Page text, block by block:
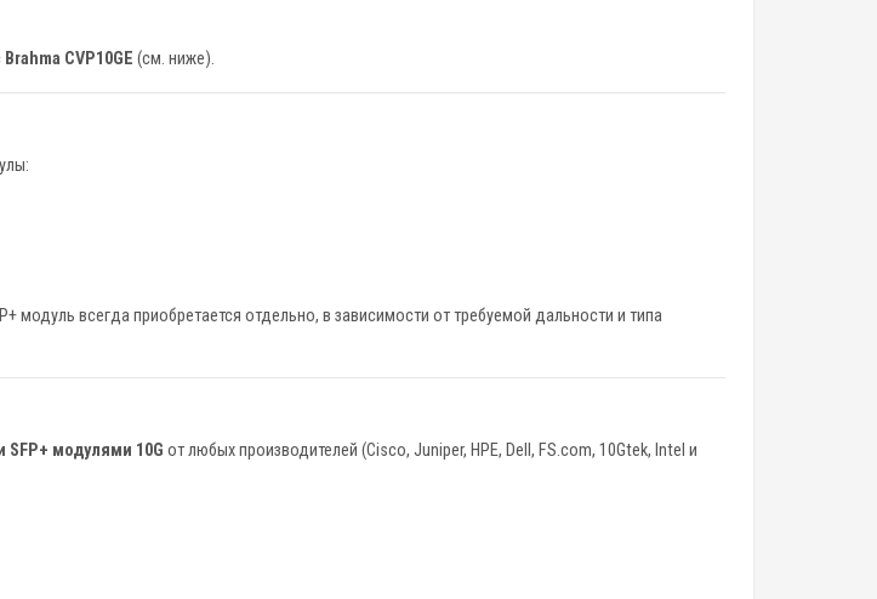
Brahma CVP10GE (см. ниже).
модуль всегда приобретается отдельно, в зависимости от требуемой дальности и типа
модулями 10G от любых производителей (Cisco, Juniper, HPE, Dell, FS.com, 10Gtek, Intel и